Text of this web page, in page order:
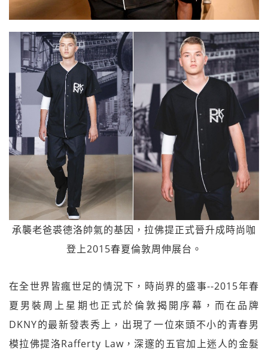
承襲老爸裘德洛帥氣的基因，拉佛提正式晉升成時尚咖
登上2015春夏倫敦周伸展台。
在全世界皆瘋世足的情況下，時尚界的盛事--2015年春
夏男裝周上星期也正式於倫敦揭開序幕，而在品牌
DKNY的最新發表秀上，出現了一位來頭不小的青春男
模拉佛提洛Rafferty Law，深邃的五官加上迷人的金髮